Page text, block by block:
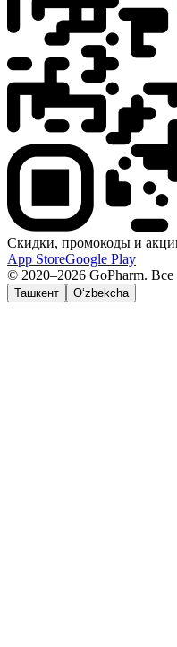
Скидки, промокоды и
App StoreGoogle Play
© 2020–2026 GoPharm.
Ташкент O‘zbekcha